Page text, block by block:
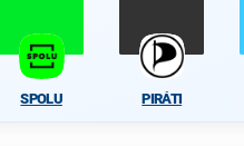
SPOLU PIRÁTI